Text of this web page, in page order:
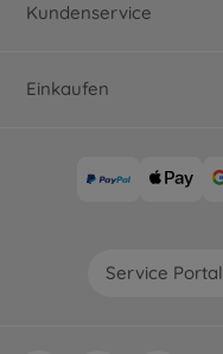
Kundenservice
Einkaufen
Service Portal